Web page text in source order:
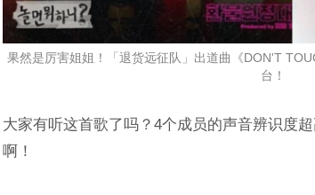
果然是厉害姐姐！「退货远征队」出道曲《DON'T
台！
大家有听这首歌了吗？4个成员的声音辨识度
啊！